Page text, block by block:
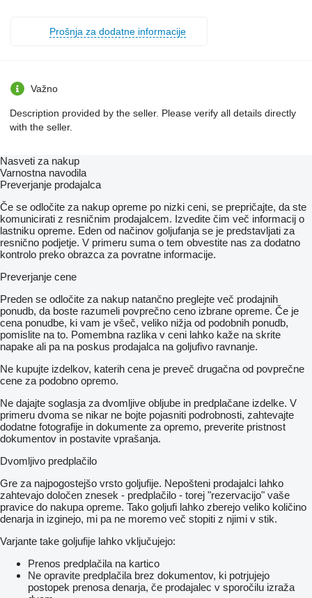
Prošnja za dodatne informacije
Važno
Description provided by the seller. Please verify all details directly
with the seller.
Nasveti za nakup
Varnostna navodila
Preverjanje prodajalca
Če se odločite za nakup opreme po nizki ceni, se prepričajte, da ste
komunicirati z resničnim prodajalcem. Izvedite čim več informacij o
lastniku opreme. Eden od načinov goljufanja se je predstavljati za
resnično podjetje. V primeru suma o tem obvestite nas za dodatno
kontrolo preko obrazca za povratne informacije.
Preverjanje cene
Preden se odločite za nakup natančno preglejte več prodajnih
ponudb, da boste razumeli povprečno ceno izbrane opreme. Če je
cena ponudbe, ki vam je všeč, veliko nižja od podobnih ponudb,
pomislite na to. Pomembna razlika v ceni lahko kaže na skrite
napake ali pa na poskus prodajalca na goljufivo ravnanje.
Ne kupujte izdelkov, katerih cena je preveč drugačna od povprečne
cene za podobno opremo.
Ne dajajte soglasja za dvomljive obljube in predplačane izdelke. V
primeru dvoma se nikar ne bojte pojasniti podrobnosti, zahtevajte
dodatne fotografije in dokumente za opremo, preverite pristnost
dokumentov in postavite vprašanja.
Dvomljivo predplačilo
Gre za najpogostejšo vrsto goljufije. Nepošteni prodajalci lahko
zahtevajo določen znesek - predplačilo - torej "rezervacijo" vaše
pravice do nakupa opreme. Tako goljufi lahko zberejo veliko količino
denarja in izginejo, mi pa ne moremo več stopiti z njimi v stik.
Varjante take goljufije lahko vključujejo:
Prenos predplačila na kartico
Ne opravite predplačila brez dokumentov, ki potrjujejo
postopek prenosa denarja, če prodajalec v sporočilu izraža